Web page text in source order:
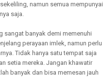
namun semua mempunyai
saja.
sangat banyak demi memenuhi
perayaan imlek, namun perlu
Tidak hanya satu tempat saja
setia mereka. Jangan khawatir
banyak dan bisa memesan jauh